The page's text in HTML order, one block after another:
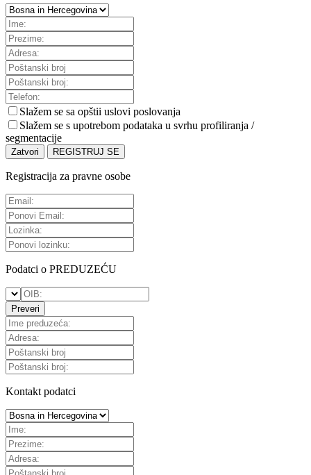
Slažem se sa opštii uslovi poslovanja
Slažem se s upotrebom podataka u svrhu profiliranja /
segmentacije
Zatvori REGISTRUJ SE
Registracija za pravne osobe
Podatci o PREDUZEĆU
Preveri
Kontakt podatci